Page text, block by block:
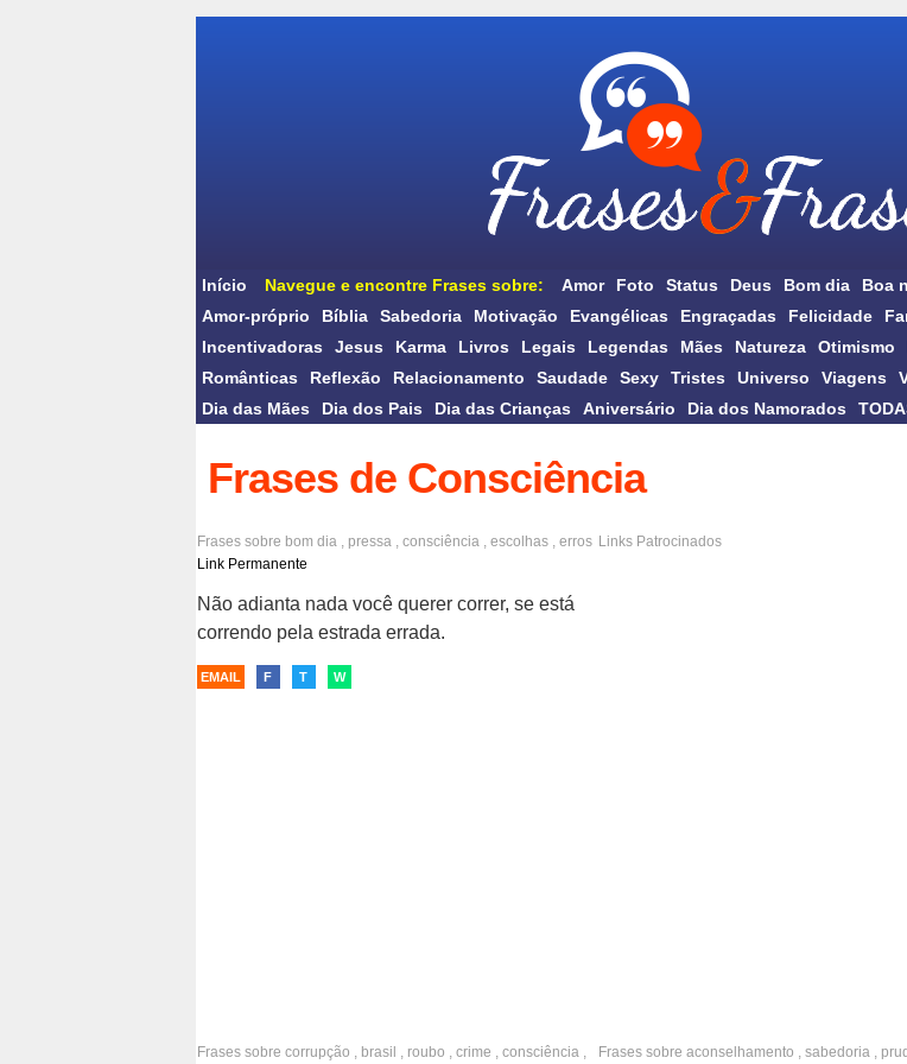
Início Navegue e encontre Frases sobre: Amor Foto Status Deus Bom dia Boa
Amor-próprio
Bíblia Sabedoria Motivação Evangélicas Engraçadas Felicidade
Incentivadoras
Jesus Karma Livros Legais Legendas Mães Natureza Otimismo
Românticas
Reflexão Relacionamento Saudade Sexy Tristes Universo Viagens
Dia das Mães
Dia dos Pais Dia das Crianças Aniversário Dia dos Namorados
Frases de Consciência
Frases sobre bom dia, pressa, consciência, escolhas, erros
Link Permanente
Não adianta nada você querer correr, se está
correndo pela estrada errada.
EMAIL F T W
Links Patrocinados
Frases sobre corrupção , brasil , roubo , crime , consciência,
Frases sobre aconselhamento , sabedoria,